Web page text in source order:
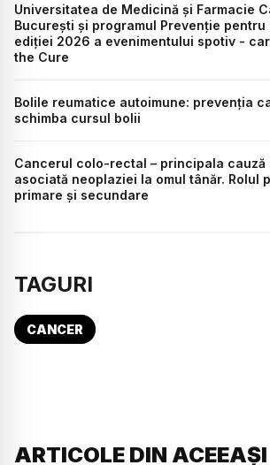
Universitatea de Medicină și Farmacie
București și programul Prevenție pentru
ediției 2026 a evenimentului spotiv -
the Cure
Bolile reumatice autoimune: prevenția
schimba cursul bolii
Cancerul colo-rectal – principala cauză
asociată neoplaziei la omul tânăr. Rolul
primare și secundare
TAGURI
CANCER
ARTICOLE DIN ACEEAȘI